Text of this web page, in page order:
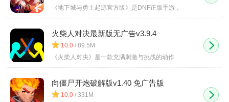
《地下城与勇士起源官方版》是DNF正版手游，
火柴人对决最新版无广告v3.9.4
10.0 / 89.5M
《火柴人对决》是一款充满刺激与挑战的动作
向僵尸开炮破解版v1.40 免广告版
10.0 / 331M